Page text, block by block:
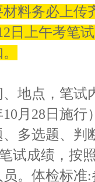
料务必上
日上午考笔
地点，笔
月28日施
多选题、判
试成绩，按
。体检标